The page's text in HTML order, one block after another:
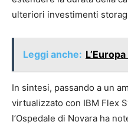
ulteriori investimenti
Leggi anche:
In sintesi, passando a un
virtualizzato con IBM Flex
l’Ospedale di Novara ha